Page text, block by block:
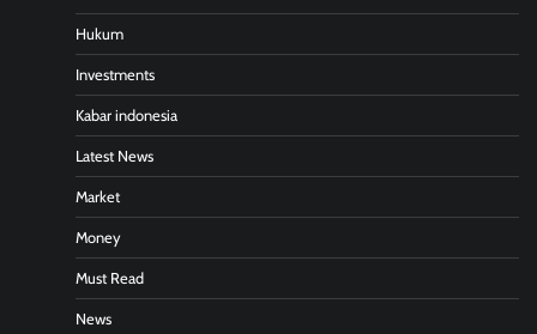
Hukum
Investments
Kabar indonesia
Latest News
Market
Money
Must Read
News